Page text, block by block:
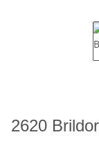
2620